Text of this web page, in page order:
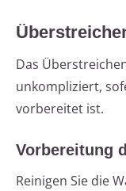
Das
unkompliziert,
vorbereitet ist.
Vorbereitung
Reinigen Sie die